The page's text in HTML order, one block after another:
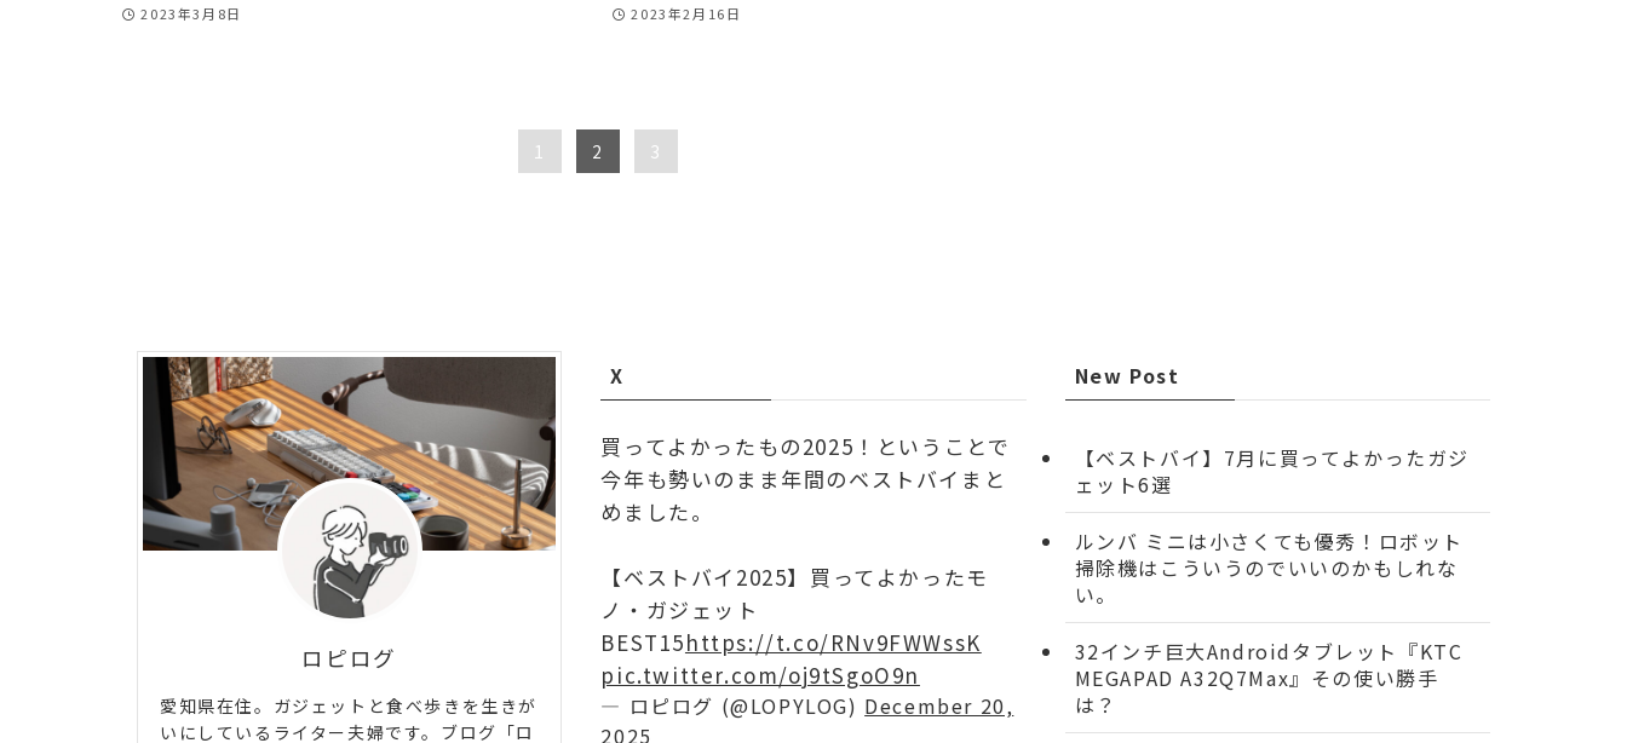
2023年3月8日 2023年2月16日
1 2 3
ロピログ
愛知県在住。ガジェットと食べ歩きを生きが
いにしているライター夫婦です。ブログ「ロ
X
買ってよかったもの2025！ということで
今年も勢いのまま年間のベストバイまと
めました。
【ベストバイ2025】買ってよかったモ
ノ・ガジェット
BEST15https://t.co/RNv9FWWssK
pic.twitter.com/oj9tSgoO9n
— ロピログ (@LOPYLOG) December 20,
2025
New Post
【ベストバイ】7月に買ってよかったガジ
ェット6選
ルンバ ミニは小さくても優秀！ロボット
掃除機はこういうのでいいのかもしれな
い。
32インチ巨大Androidタブレット『KTC
MEGAPAD A32Q7Max』その使い勝手
は？